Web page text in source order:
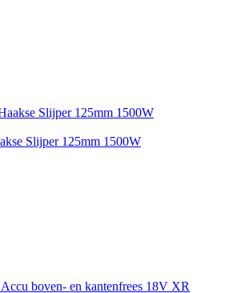
Slijper 125mm 1500W